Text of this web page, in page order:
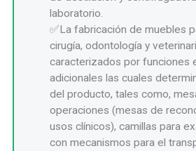
laboratorio.
La fabricación de muebles
cirugía, odontología y
caracterizados por funciones
adicionales las cuales
del producto, tales como,
operaciones (mesas de
usos clínicos), camillas para
con mecanismos para el